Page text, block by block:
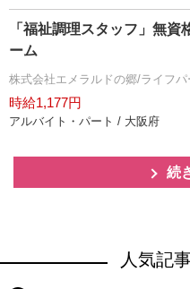
「福祉調理スタッフ」無
ーム
株式会社エメラルドの郷/ライフ
時給1,177円
アルバイト・パート / 大阪府
続
人気記